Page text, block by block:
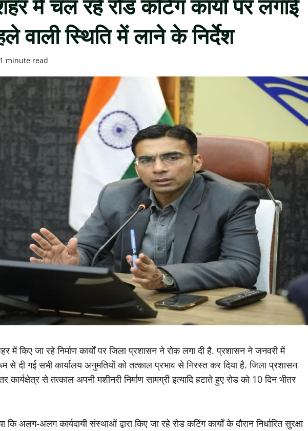
वाली स्थिति में लाने के निर्देश
1 minute read
में किए जा रहे निर्माण कार्यों पर जिला प्रशासन ने रोक लगा दी है. प्रशासन ने जनवरी में
दी गई सभी कार्यालय अनुमतियों को तत्काल प्रभाव से निरस्त कर दिया है. जिला प्रशासन
कार्यक्षेत्र से तत्काल अपनी मशीनरी निर्माण सामग्री इत्यादि हटाते हुए रोड को 10 दिन भीतर
अलग-अलग कार्यदायी संस्थाओं द्वारा किए जा रहे रोड कटिंग कार्यों के दौरान निर्धारित सुरक्षा